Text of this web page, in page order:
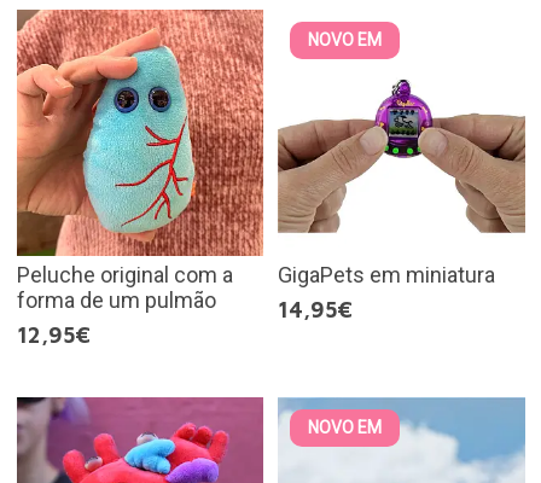
Peluche original com a
forma de um pulmão
12,95€
NOVO EM
GigaPets em miniatura
14,95€
NOVO EM